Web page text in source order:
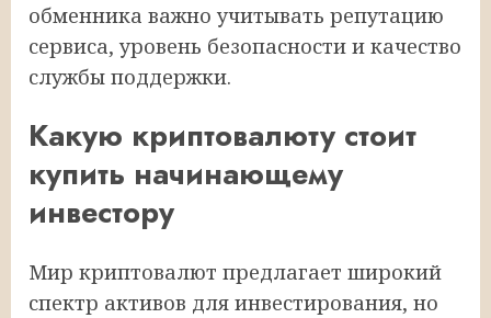
обменника важно учитывать репутацию
сервиса, уровень безопасности и качество
службы поддержки.
Какую криптовалюту стоит
купить начинающему
инвестору
Мир криптовалют предлагает широкий
спектр активов для инвестирования, но